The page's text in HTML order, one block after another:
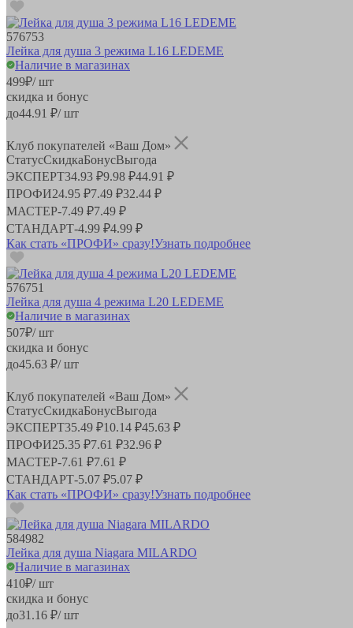
576753
Лейка для душа 3 режима L16 LEDEME
Наличие в магазинах
499₽/ шт
скидка и бонус
до44.91 ₽/ шт
Клуб покупателей «Ваш Дом»
СтатусСкидкаБонусВыгода
ЭКСПЕРТ34.93 ₽9.98 ₽44.91 ₽
ПРОФИ24.95 ₽7.49 ₽32.44 ₽
МАСТЕР-7.49 ₽7.49 ₽
СТАНДАРТ-4.99 ₽4.99 ₽
Как стать «ПРОФИ» сразу!Узнать подробнее
576751
Лейка для душа 4 режима L20 LEDEME
Наличие в магазинах
507₽/ шт
скидка и бонус
до45.63 ₽/ шт
Клуб покупателей «Ваш Дом»
СтатусСкидкаБонусВыгода
ЭКСПЕРТ35.49 ₽10.14 ₽45.63 ₽
ПРОФИ25.35 ₽7.61 ₽32.96 ₽
МАСТЕР-7.61 ₽7.61 ₽
СТАНДАРТ-5.07 ₽5.07 ₽
Как стать «ПРОФИ» сразу!Узнать подробнее
584982
Лейка для душа Niagara MILARDO
Наличие в магазинах
410₽/ шт
скидка и бонус
до31.16 ₽/ шт